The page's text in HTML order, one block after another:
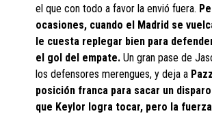
el que con todo a favor la envió fuera.
ocasiones, cuando el Madrid se
le cuesta replegar bien para
el gol del empate. Un gran pase de
los defensores merengues, y deja a
posición franca para sacar un
que Keylor logra tocar, pero la